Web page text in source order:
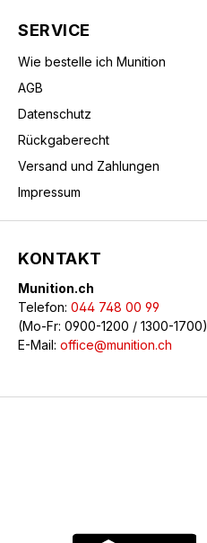
SERVICE
Wie bestelle ich Munition
AGB
Datenschutz
Rückgaberecht
Versand und Zahlungen
Impressum
KONTAKT
Munition.ch
Telefon: 044 748 00 99
(Mo-Fr: 0900-1200 / 1300-1700)
E-Mail: office@munition.ch